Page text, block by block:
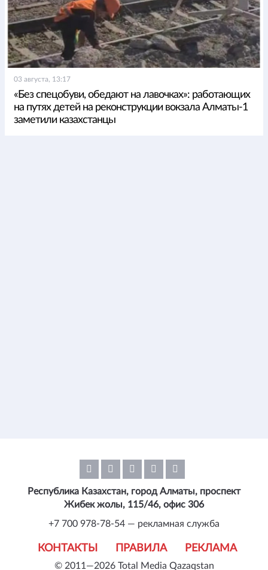
03 августа, 13:17
«Без спецобуви, обедают на лавочках»: работающих
на путях детей на реконструкции вокзала Алматы-1
заметили казахстанцы
© 2011—2026 Total Media Qazaqstan
КОНТАКТЫ ПРАВИЛА РЕКЛАМА
Республика Казахстан, город Алматы, проспект
Жибек жолы, 115/46, офис 306
+7 700 978-78-54 — рекламная служба